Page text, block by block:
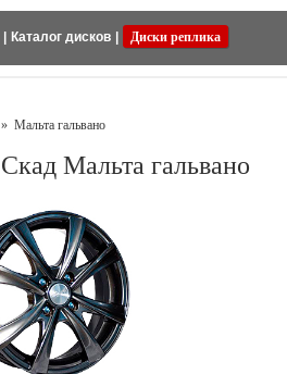
Каталог дисков Диски реплика
» Мальта гальвано
Скад Мальта гальвано